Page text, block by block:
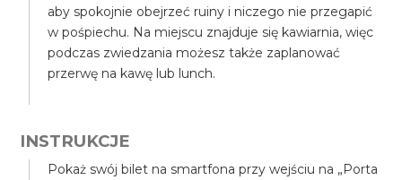
aby spokojnie obejrzeć ruiny i niczego nie przegapić
w pośpiechu. Na miejscu znajduje się kawiarnia, więc
podczas zwiedzania możesz także zaplanować
przerwę na kawę lub lunch.
INSTRUKCJE
Pokaż swój bilet na smartfona przy wejściu na „Porta